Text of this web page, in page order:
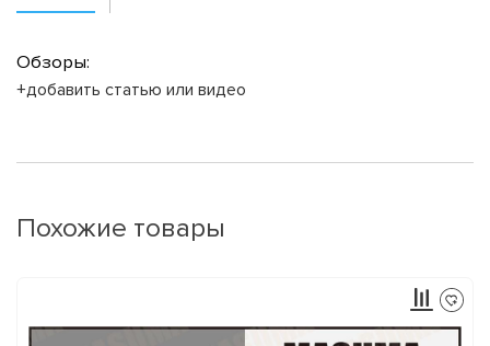
Обзоры:
+добавить статью или видео
Похожие товары